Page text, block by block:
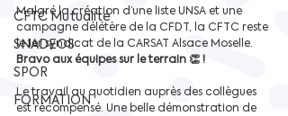
CFTC Mutualité
SNADEOS
SPOR
FORMATION
Malgré la création d’une liste UNSA et une
campagne délétère de la CFDT, la CFTC reste
le 1er syndicat de la CARSAT Alsace Moselle.
Bravo aux équipes sur le terrain 👏 !
Le travail au quotidien auprès des collègues
est récompensé. Une belle démonstration de